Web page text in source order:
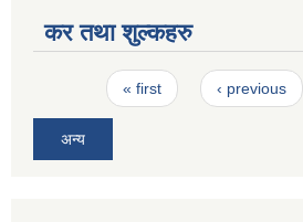
कर तथा शुल्कहरु
Pages« first ‹ previous
अन्य